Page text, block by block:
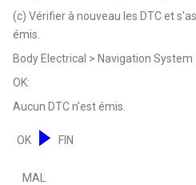
(c) Vérifier à nouveau les DTC et
émis.
Body Electrical > Navigation System
OK:
Aucun DTC n'est émis.
OK FIN
MAL